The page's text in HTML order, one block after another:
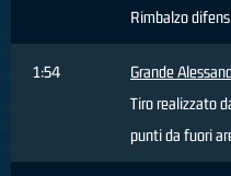
Rimbalzo
1:54 Grande
Tiro realizzato
punti da fuori